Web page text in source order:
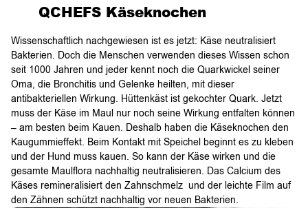
QCHEFS Käseknochen
Wissenschaftlich nachgewiesen ist es jetzt: Käse neutralisiert
Bakterien. Doch die Menschen verwenden dieses Wissen schon
seit 1000 Jahren und jeder kennt noch die Quarkwickel seiner
Oma, die Bronchitis und Gelenke heilten, mit dieser
antibakteriellen Wirkung. Hüttenkäst ist gekochter Quark. Jetzt
muss der Käse im Maul nur noch seine Wirkung entfalten können
– am besten beim Kauen. Deshalb haben die Käseknochen den
Kaugummieffekt. Beim Kontakt mit Speichel beginnt es zu kleben
und der Hund muss kauen. So kann der Käse wirken und die
gesamte Maulflora nachhaltig neutralisieren. Das Calcium des
Käses remineralisiert den Zahnschmelz und der leichte Film auf
den Zähnen schützt nachhaltig vor neuen Bakterien.